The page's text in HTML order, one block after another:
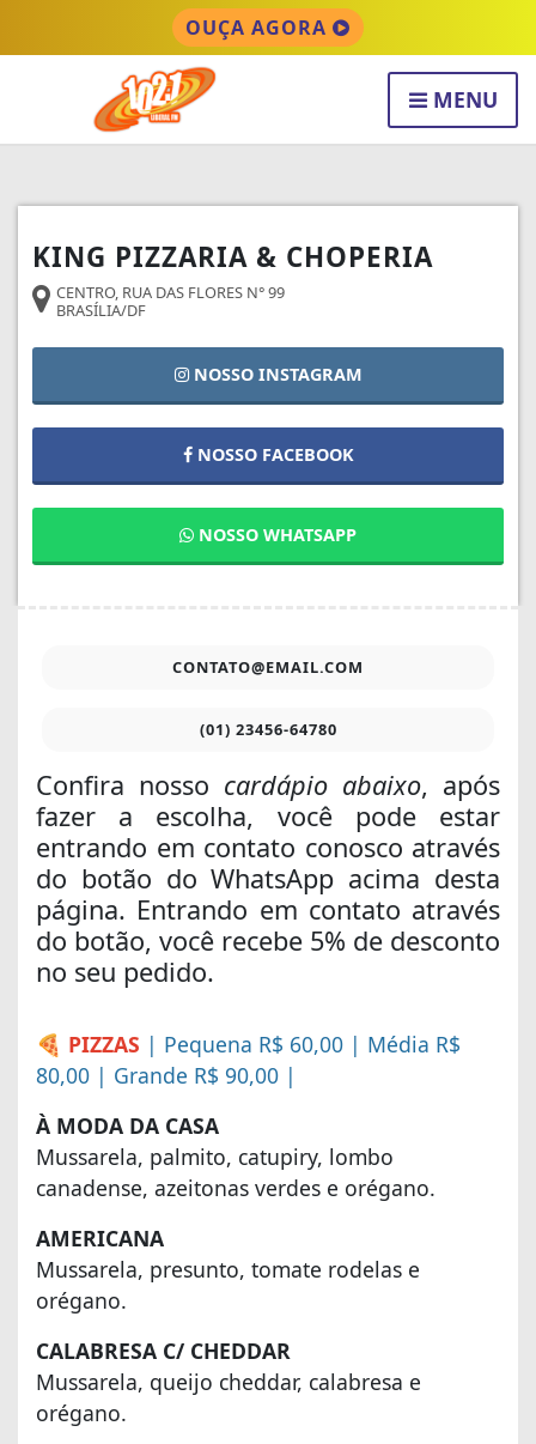
OUÇA AGORA
MENU
KING PIZZARIA & CHOPERIA
CENTRO, RUA DAS FLORES N° 99
BRASÍLIA/DF
NOSSO INSTAGRAM
NOSSO FACEBOOK
NOSSO WHATSAPP
CONTATO@EMAIL.COM
(01) 23456-64780
Confira nosso cardápio abaixo, após
fazer a escolha, você pode estar
entrando em contato conosco através
do botão do WhatsApp acima desta
página. Entrando em contato através
do botão, você recebe 5% de desconto
no seu pedido.
🍕 PIZZAS | Pequena R$ 60,00 | Média R$
80,00 | Grande R$ 90,00 |
À MODA DA CASA
Mussarela, palmito, catupiry, lombo
canadense, azeitonas verdes e orégano.
AMERICANA
Mussarela, presunto, tomate rodelas e
orégano.
CALABRESA C/ CHEDDAR
Mussarela, queijo cheddar, calabresa e
orégano.